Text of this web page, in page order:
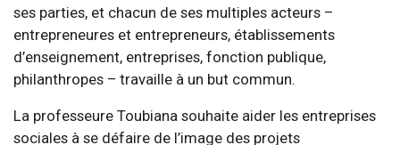
ses parties, et chacun de ses multiples acteurs –
entrepreneures et entrepreneurs, établissements
d’enseignement, entreprises, fonction publique,
philanthropes – travaille à un but commun.
La professeure Toubiana souhaite aider les entreprises
sociales à se défaire de l’image des projets